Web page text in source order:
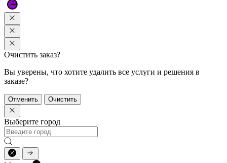
Очистить заказ?
Вы уверены, что хотите удалить все услуги и решения в
заказе?
Отменить Очистить
Выберите город